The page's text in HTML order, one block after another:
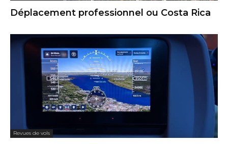
Déplacement professionnel ou Costa Rica
Revues de vols